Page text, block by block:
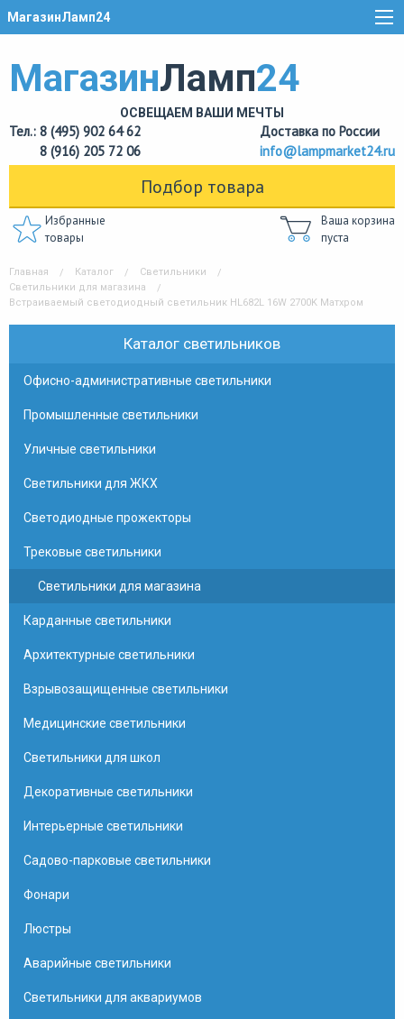
МагазинЛамп24
МагазинЛамп24
ОСВЕЩАЕМ ВАШИ МЕЧТЫ
Тел.: 8 (495) 902 64 62
8 (916) 205 72 06
Доставка по России
info@lampmarket24.ru
Подбор товара
Избранные
товары
Ваша корзина
пуста
Главная Каталог
Светильники
Светильники для магазина
Встраиваемый светодиодный светильник HL682L 16W 2700K Матхром
Каталог светильников
Офисно-административные светильники
Промышленные светильники
Уличные светильники
Светильники для ЖКХ
Светодиодные прожекторы
Трековые светильники
Светильники для магазина
Карданные светильники
Архитектурные светильники
Взрывозащищенные светильники
Медицинские светильники
Светильники для школ
Декоративные светильники
Интерьерные светильники
Садово-парковые светильники
Фонари
Люстры
Аварийные светильники
Светильники для аквариумов